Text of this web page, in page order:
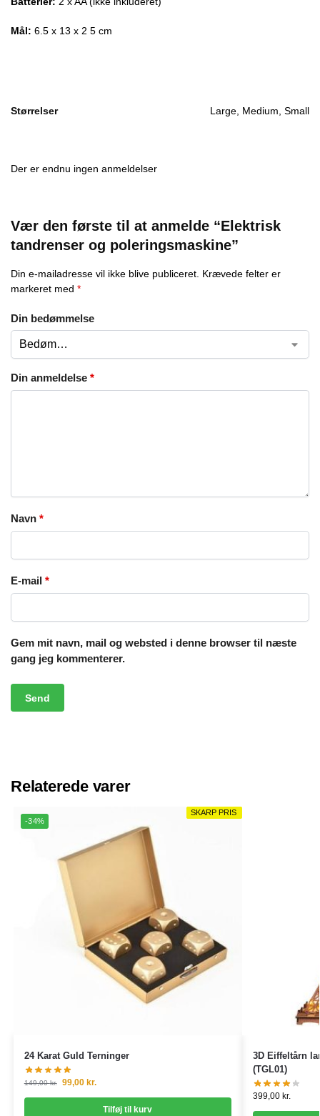
Mål: 6.5 x 13 x 2 5 cm
Størrelser Large, Medium, Small
Der er endnu ingen anmeldelser
Vær den første til at anmelde “Elektrisk
tandrenser og poleringsmaskine”
Din e-mailadresse vil ikke blive publiceret. Krævede felter er
markeret med *
Din bedømmelse
Din anmeldelse *
Navn *
E-mail *
Gem mit navn, mail og websted i denne browser til næste
gang jeg kommenterer.
Relaterede varer
SKARP PRIS
-34%
SKARP PRIS
24 Karat Guld Terninger
149,00kr. 99,00 kr.
Tilføj til kurv
3D Eiffeltårn
(TGL01)
399,00 kr.